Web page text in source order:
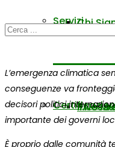
Chi
Il
Servizi
PA e
L’emergenza climatica
conseguenze va
decisori politici
importante dei governi
È proprio dalle comunità